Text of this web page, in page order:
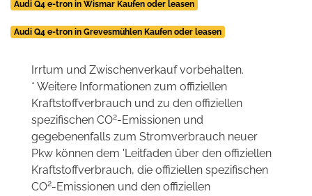
Audi Q4 e-tron in Wismar Kaufen oder leasen
Audi Q4 e-tron in Grevesmühlen Kaufen oder leasen
Irrtum und Zwischenverkauf vorbehalten.
* Weitere Informationen zum offiziellen
Kraftstoffverbrauch und zu den offiziellen
spezifischen CO2-Emissionen und
gegebenenfalls zum Stromverbrauch neuer
Pkw können dem 'Leitfaden über den offiziellen
Kraftstoffverbrauch, die offiziellen spezifischen
CO2-Emissionen und den offiziellen